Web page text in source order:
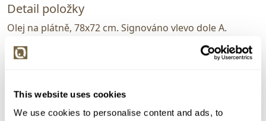
This website uses cookies
We use cookies to personalise content and ads, to
Detail položky
Olej na plátně, 78x72 cm. Signováno vlevo dole A.